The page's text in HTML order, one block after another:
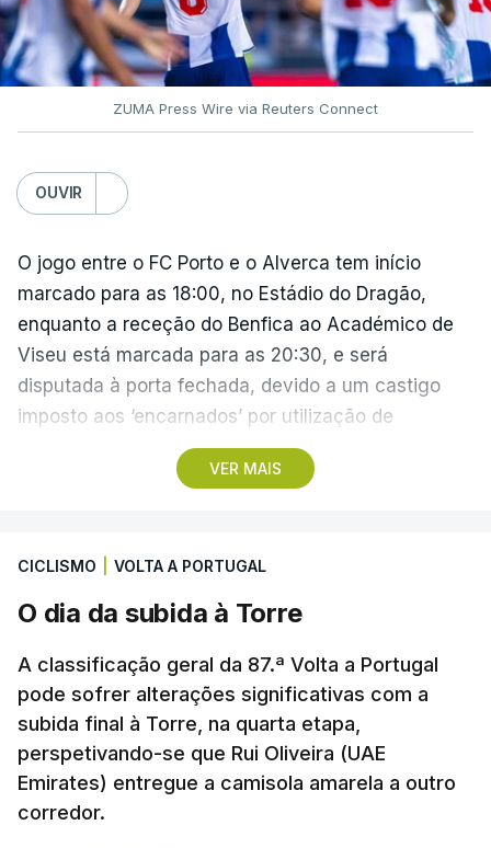
ZUMA Press Wire via Reuters Connect
OUVIR
VER MAIS
O jogo entre o FC Porto e o Alverca tem início
marcado para as 18:00, no Estádio do Dragão,
enquanto a receção do Benfica ao Académico de
Viseu está marcada para as 20:30, e será
disputada à porta fechada, devido a um castigo
imposto aos ‘encarnados’ por utilização de
A jornada fica para já marcada pelo empate 2-2
Amadora, num jogo que os ‘leões estiveram a
vencer por 2-0, e pelo triunfo do regressado
Marítimo na receção ao Casa Pia (1-0).
Programa da 1.ª jornada
CICLISMO VOLTA A PORTUGAL
O dia da subida à Torre
A classificação geral da 87.ª Volta a Portugal
pode sofrer alterações significativas com a
subida final à Torre, na quarta etapa,
perspetivando-se que Rui Oliveira (UAE
Emirates) entregue a camisola amarela a outro
corredor.